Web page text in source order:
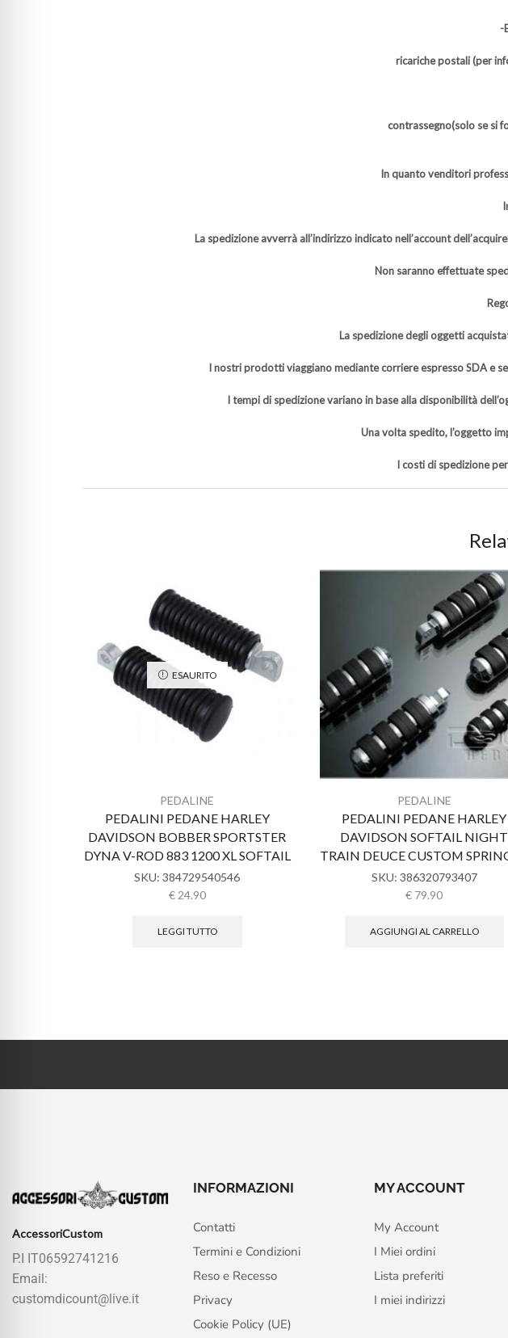
-
ricariche postali (per
contrassegno(solo se si
In quanto venditori
La spedizione avverrà all’indirizzo indicato nell’account
Non saranno effettuate
La spedizione degli oggetti
I nostri prodotti viaggiano mediante corriere espresso SDA e
I tempi di spedizione variano in base alla disponibilità
Una volta spedito, l’oggetto
I costi di spedizione
ESAURITO
PEDALINE
PEDALINI PEDANE HARLEY
DAVIDSON BOBBER SPORTSTER
DYNA V-ROD 883 1200 XL SOFTAIL
SKU:384729540546
€24.90
LEGGI TUTTO
PEDALINE
PEDALINI PEDANE HARLEY
DAVIDSON SOFTAIL NIGHT
TRAIN DEUCE CUSTOM
SKU: 386320793407
€ 79.90
AGGIUNGI AL CARRELLO
AccessoriCustom
P.I IT06592741216
Email:
customdicount@live.it
INFORMAZIONI
Contatti
Termini e Condizioni
Reso e Recesso
Privacy
Cookie Policy (UE)
MY ACCOUNT
My Account
I Miei ordini
Lista preferiti
I miei indirizzi